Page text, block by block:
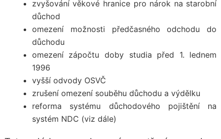
zvyšování věkové hranice pro nárok na starobní
důchod
omezení možnosti předčasného odchodu do
důchodu
omezení zápočtu doby studia před 1. lednem
1996
vyšší odvody OSVČ
zrušení omezení souběhu důchodu a výdělku
reforma systému důchodového pojištění na
systém NDC (viz dále)